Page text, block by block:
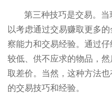
第三种技巧是交易。
以考虑通过交易赚取更多
察能力和交易经验。通过
较低、供不应求的物品，
取差价。当然，这种方法
的交易技巧和经验。